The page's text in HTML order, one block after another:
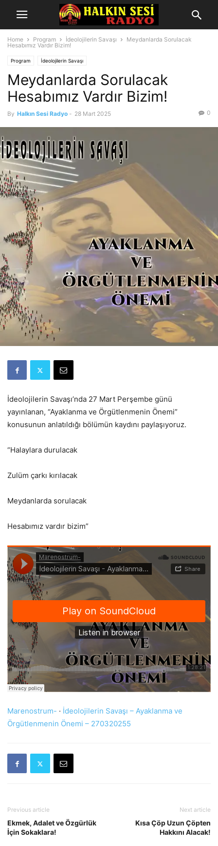
Home Program İdeolojilerin Savaşı
Meydanlarda Sorulacak
Hesabımız Vardır Bizim!
Program İdeolojilerin Savaşı
Meydanlarda Sorulacak
Hesabımız Vardır Bizim!
By Halkın Sesi Radyo - 28 Mart 2025 0
İdeolojilerin Savaşı’nda 27 Mart Perşembe günü
yayınlanan, “Ayaklanma ve Örgütlenmenin Önemi”
konusunun anlatıldığı bölümün kaydını paylaşıyoruz.
“Halaylara durulacak
Zulüm çarkı kırılacak
Meydanlarda sorulacak
Hesabımız vardır bizim”
Marenostrum- · İdeolojilerin Savaşı – Ayaklanma ve
Örgütlenmenin Önemi – 270320255
Previous article
Ekmek, Adalet ve Özgürlük
İçin Sokaklara!
Next article
Kısa Çöp Uzun Çöpten
Hakkını Alacak!